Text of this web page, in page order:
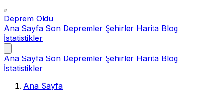
Deprem Oldu
Ana Sayfa Son Depremler Şehirler Harita Blog
İstatistikler
Ana Sayfa Son Depremler Şehirler Harita Blog
İstatistikler
Ana Sayfa